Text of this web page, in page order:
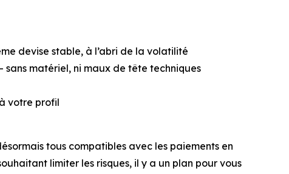
devise stable, à l’abri de la volatilité
matériel, ni maux de tête techniques
votre profil
tous compatibles avec les paiements en
limiter les risques, il y a un plan pour vous